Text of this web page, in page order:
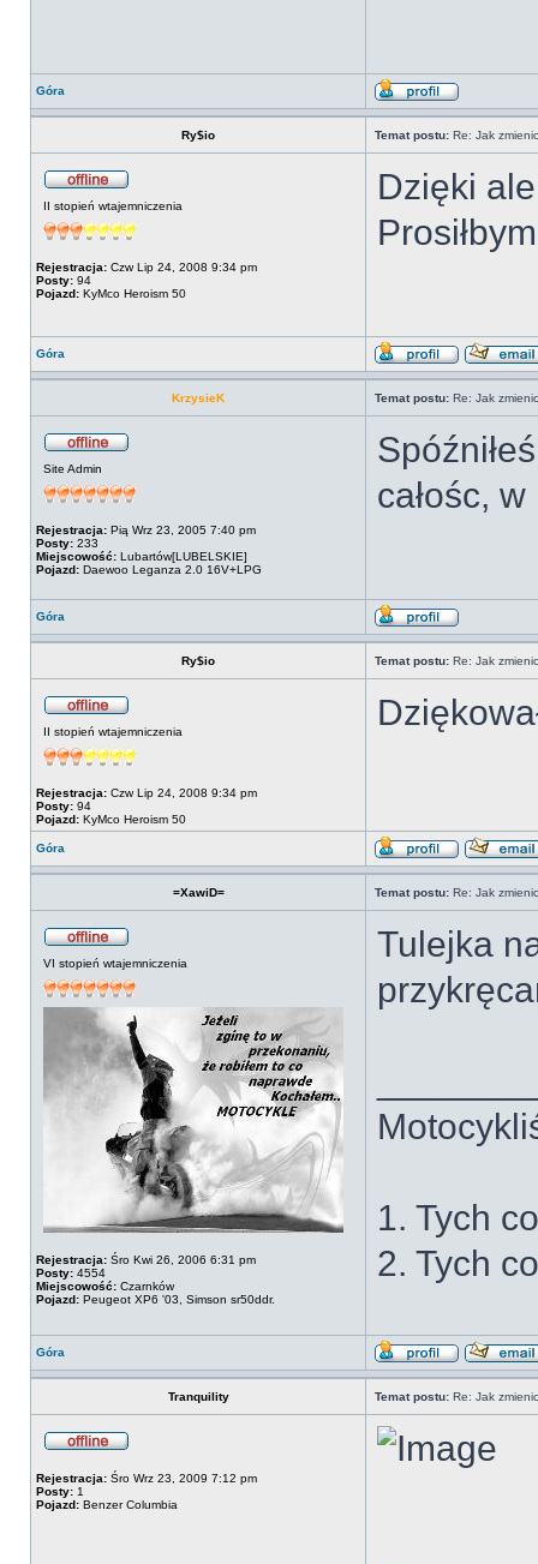
Góra
Ry$io Temat postu: Re: Jak
II stopień wtajemniczenia
Rejestracja: Czw Lip 24, 2008 9:34 pm
Posty: 94
Pojazd: KyMco Heroism 50
Dzięki
Prosiłbym
Góra
KrzysieK Temat postu: Re: Jak
Site Admin
Rejestracja: Pią Wrz 23, 2005 7:40 pm
Posty: 233
Miejscowość: Lubartów[LUBELSKIE]
Pojazd: Daewoo Leganza 2.0 16V+LPG
całośc,
Góra
Ry$io Temat postu: Re: Jak
II stopień wtajemniczenia
Rejestracja: Czw Lip 24, 2008 9:34 pm
Posty: 94
Pojazd: KyMco Heroism 50
Góra
=XawiD= Temat postu: Re: Jak
VI stopień wtajemniczenia
Rejestracja: Śro Kwi 26, 2006 6:31 pm
Posty: 4554
Miejscowość: Czarnków
Pojazd: Peugeot XP6 '03, Simson sr50ddr.
Tulejka
1. Tych
2. Tych
Góra
Tranquility Temat postu: Re: Jak
Rejestracja: Śro Wrz 23, 2009 7:12 pm
Posty: 1
Pojazd: Benzer Columbia